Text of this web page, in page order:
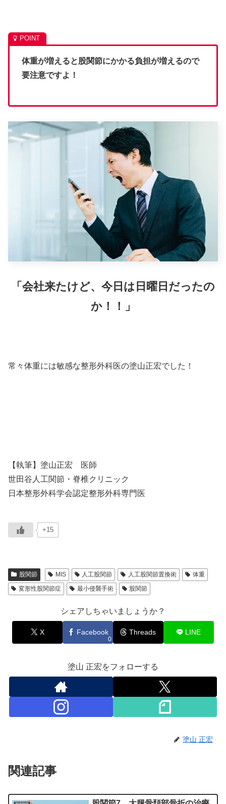
体重が増えると股関節にかかる負担が増えるので
要注意ですよ！
「会社来たけど、今日は日曜日だったの
か！！」
常々体重には敏感な整形外科医の塗山正宏でした！
【執筆】塗山正宏 医師
世田谷人工関節・脊椎クリニック
日本整形外科学会認定整形外科専門医
+15
股関節 MIS 人工股関節 人工股関節置換術
体重
変形性股関節症
最小侵襲手術 股関節
シェアしちゃいましょうか？
X Facebook
0
Threads LINE
塗山 正宏をフォローする
塗山 正宏
関連記事